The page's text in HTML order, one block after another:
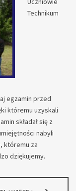
Technikum
egzamin przed
któremu uzyskali
składał się z
nabyli
któremu za
dziękujemy.